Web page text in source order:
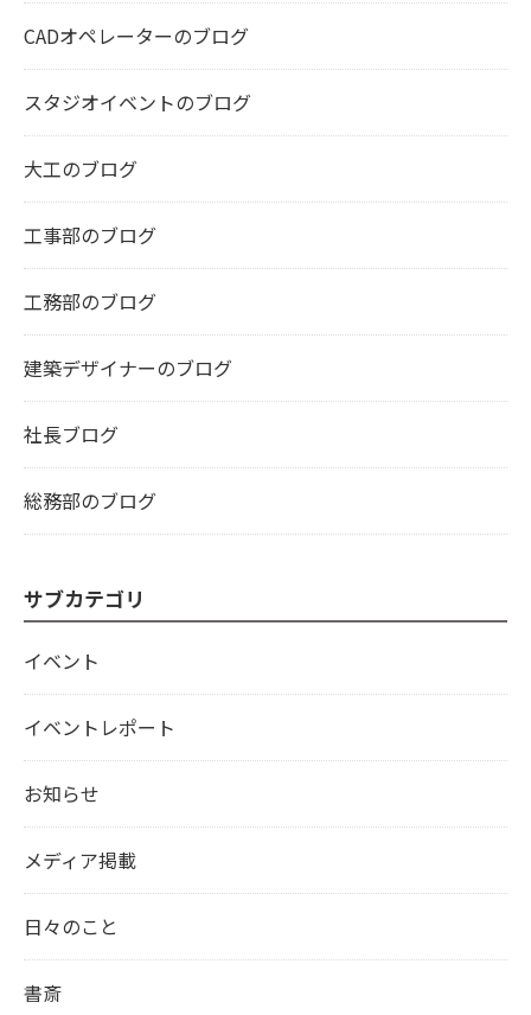
CADオペレーターのブログ
スタジオイベントのブログ
大工のブログ
工事部のブログ
工務部のブログ
建築デザイナーのブログ
社長ブログ
総務部のブログ
サブカテゴリ
イベント
イベントレポート
お知らせ
メディア掲載
日々のこと
書斎